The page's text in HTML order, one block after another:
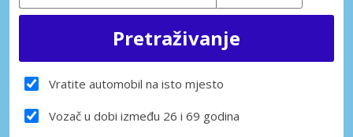
Vratite automobil na isto mjesto
Vozač u dobi između 26 i 69 godina